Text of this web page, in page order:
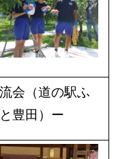
会（道の駅ふ
豊田）ー